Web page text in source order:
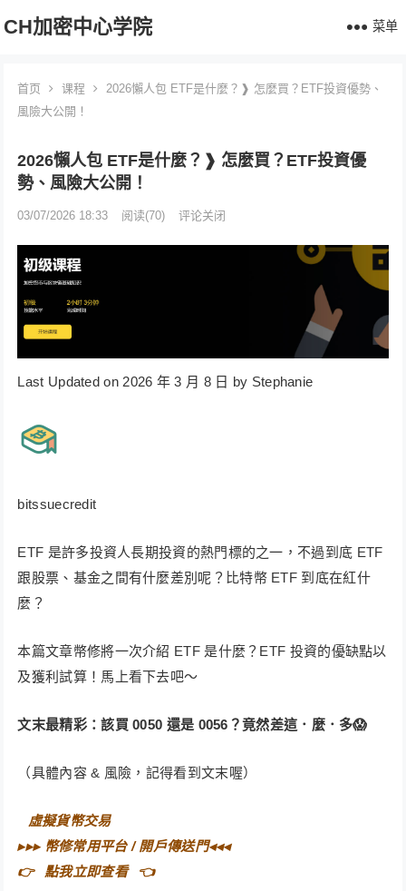
CH加密中心学院 菜单
首页 课程
2026懶人包 ETF是什麼？❱ 怎麼買？ETF投資優勢、
風險大公開！
2026懶人包 ETF是什麼？❱ 怎麼買？ETF投資優
勢、風險大公開！
03/07/2026 18:33 阅读(70) 评论关闭
Last Updated on 2026 年 3 月 8 日 by Stephanie
bitssuecredit
ETF 是許多投資人長期投資的熱門標的之一，不過到底 ETF
跟股票、基金之間有什麼差別呢？比特幣 ETF 到底在紅什
麼？
本篇文章幣修將一次介紹 ETF 是什麼？ETF 投資的優缺點以
及獲利試算！馬上看下去吧～
文末最精彩：該買 0050 還是 0056？竟然差這．麼．多😱
（具體內容 & 風險，記得看到文末喔）
虛擬貨幣交易⠀
▸▸▸ 幣修常用平台 / 開戶傳送門◂◂◂
👉⠀ 點我立即查看⠀👈